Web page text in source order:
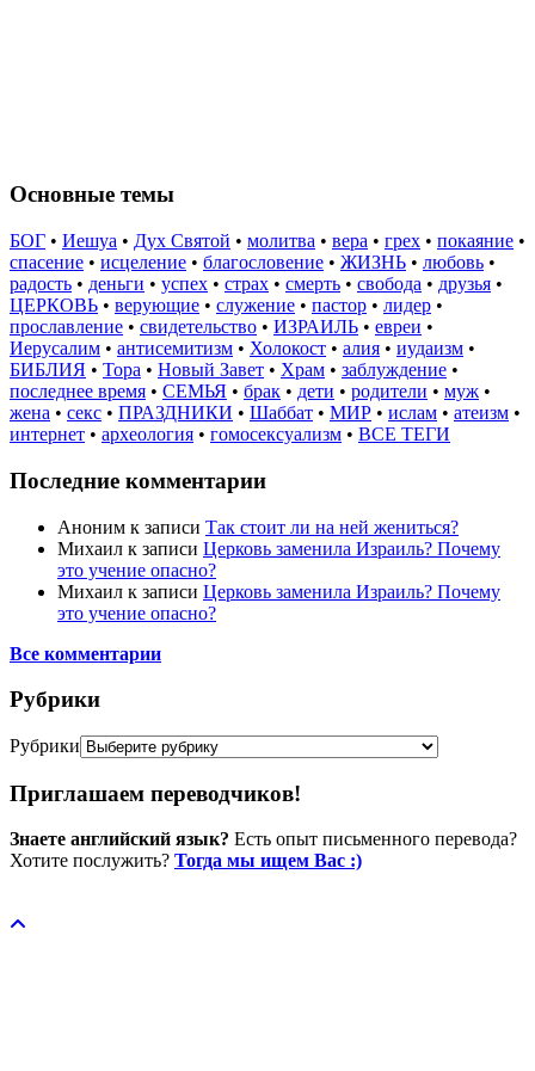
Основные темы
БОГ • Иешуа • Дух Святой • молитва • вера • грех • покаяние •
спасение • исцеление • благословение • ЖИЗНЬ • любовь •
радость • деньги • успех • страх • смерть • свобода • друзья •
ЦЕРКОВЬ • верующие • служение • пастор • лидер •
прославление • свидетельство • ИЗРАИЛЬ • евреи •
Иерусалим • антисемитизм • Холокост • алия • иудаизм •
БИБЛИЯ • Тора • Новый Завет • Храм • заблуждение •
последнее время • СЕМЬЯ • брак • дети • родители • муж •
жена • секс • ПРАЗДНИКИ • Шаббат • МИР • ислам • атеизм •
интернет • археология • гомосексуализм • ВСЕ ТЕГИ
Последние комментарии
Аноним к записи Так стоит ли на ней жениться?
Михаил к записи Церковь заменила Израиль? Почему
это учение опасно?
Михаил к записи Церковь заменила Израиль? Почему
это учение опасно?
Все комментарии
Рубрики
Рубрики
Приглашаем переводчиков!
Знаете английский язык? Есть опыт письменного перевода?
Хотите послужить? Тогда мы ищем Вас :)